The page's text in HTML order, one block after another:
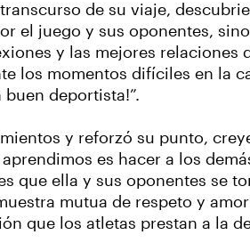
de su viaje,
el juego y sus oponentes,
y las mejores
los momentos difíciles en la
deportista!”.
y reforzó su punto,
es hacer a los
que ella y sus oponentes se
mutua de respeto y
que los atletas prestan a la